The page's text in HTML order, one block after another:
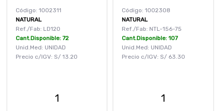
Código: 1002311
NATURAL
Ref./Fab: LD120
Cant.Disponible: 72
Unid.Med: UNIDAD
Precio c/IGV: S/ 13.20
Código: 1002308
NATURAL
Ref./Fab: NTL-156-75
Cant.Disponible: 107
Unid.Med: UNIDAD
Precio c/IGV: S/ 63.30